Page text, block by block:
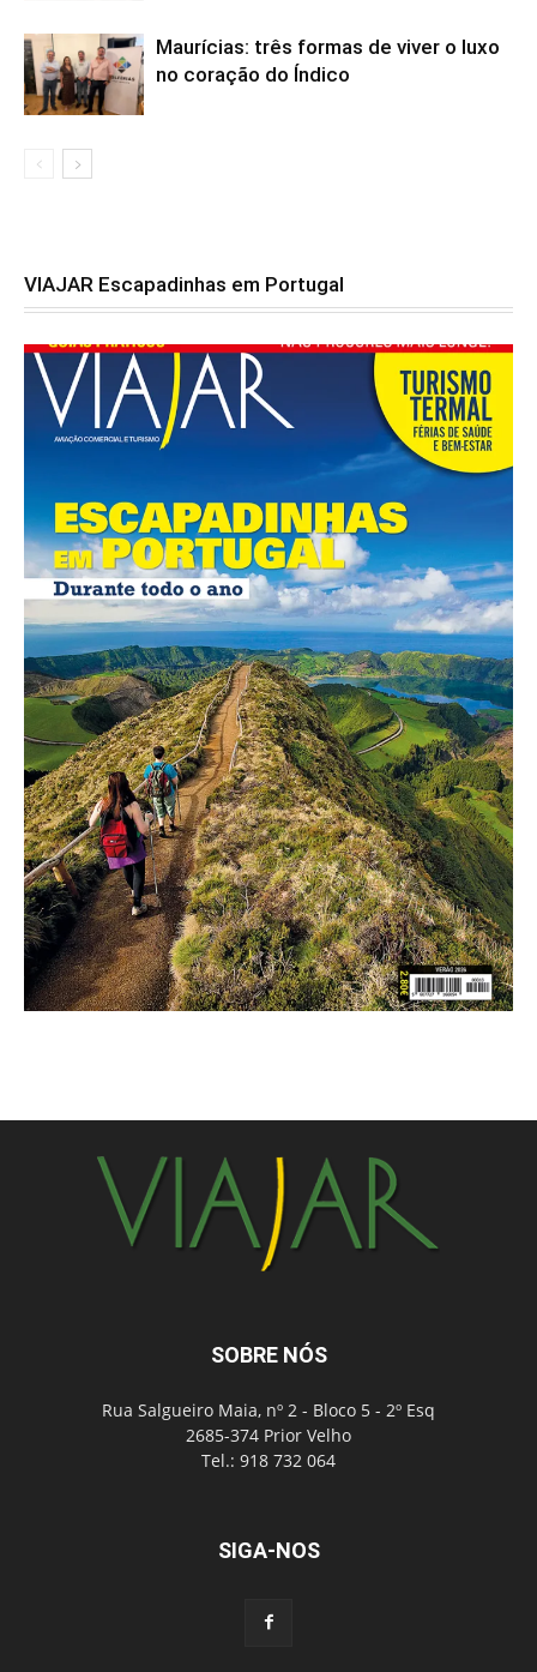
Maurícias: três formas de viver o luxo
no coração do Índico
VIAJAR Escapadinhas em Portugal
SOBRE NÓS
Rua Salgueiro Maia, nº 2 - Bloco 5 - 2º Esq
2685-374 Prior Velho
Tel.: 918 732 064
SIGA-NOS